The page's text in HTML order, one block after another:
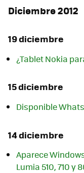
Diciembre 2012
19 diciembre
¿Tablet Nokia
15 diciembre
Disponible
14 diciembre
Aparece
Lumia 510, 710 y